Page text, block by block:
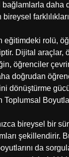
daha
eğitimdeki rolü,
Dijital araçlar,
öğrenciler
doğrudan
dönüştürme
Toplumsal
bireysel bir
şekillendirir.
da